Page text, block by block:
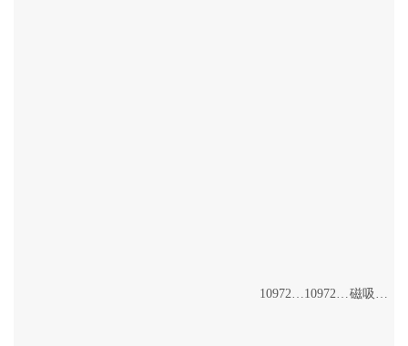
10972/20+46W 10972/100+114W 磁吸吊線燈